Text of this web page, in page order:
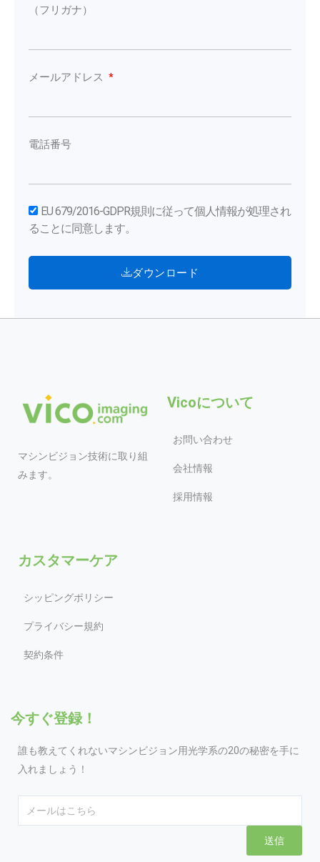
（フリガナ）
メールアドレス
電話番号
EU 679/2016-GDPR規則に従って個人情報が処理され
ることに同意します。
ダウンロード
マシンビジョン技術に取り組
みます。
Vicoについて
お問い合わせ
会社情報
採用情報
カスタマーケア
シッピングポリシー
プライバシー規約
契約条件
今すぐ登録！
誰も教えてくれないマシンビジョン用光学系の20の秘密を手に
入れましょう！
送信